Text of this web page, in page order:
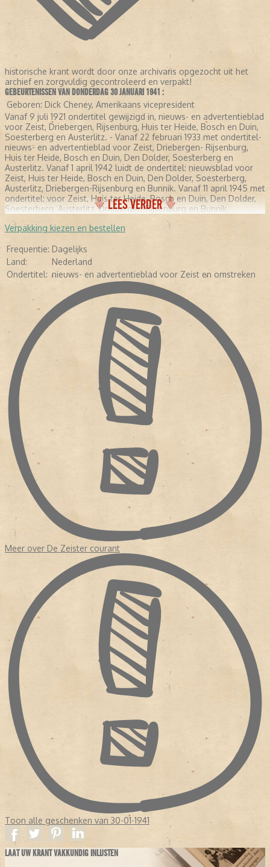
historische krant wordt door onze archivaris opgezocht uit het
archief en zorgvuldig gecontroleerd en verpakt!
GEBEURTENISSEN VAN DONDERDAG 30 JANUARI 1941 :
Geboren: Dick Cheney, Amerikaans vicepresident
Vanaf 9 juli 1921 ondertitel gewijzigd in, nieuws- en advertentieblad
voor Zeist, Driebergen, Rijsenburg, Huis ter Heide, Bosch en Duin,
Soesterberg en Austerlitz. - Vanaf 22 februari 1933 met ondertitel-
nieuws- en advertentieblad voor Zeist, Driebergen- Rijsenburg,
Huis ter Heide, Bosch en Duin, Den Dolder, Soesterberg en
Austerlitz. Vanaf 1 april 1942 luidt de ondertitel: nieuwsblad voor
Zeist, Huis ter Heide, Bosch en Duin, Den Dolder, Soesterberg,
Austerlitz, Driebergen-Rijsenburg en Bunnik. Vanaf 11 april 1945 met
ondertitel: voor Zeist, Huis ter Heide, Bosch en Duin, Den Dolder,
Soesterberg, Austerlitz, Driebergen-Rijsenburg en Bunnik.
LEES VERDER
Verpakking kiezen en bestellen
Frequentie: Dagelijks
Land:
Nederland
Ondertitel: nieuws- en advertentieblad voor Zeist en omstreken
Meer over De Zeister courant
Toon alle geschenken van 30-01-1941
LAAT UW KRANT VAKKUNDIG INLIJSTEN